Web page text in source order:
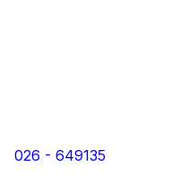
026 - 649135